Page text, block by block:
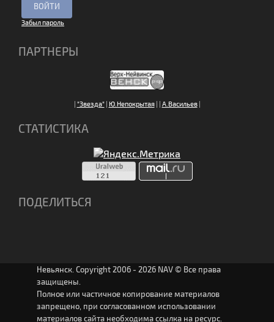
Забыл пароль
ПАРТНЕРЫ
| "Звезда"| Ю.Непокрытая| | А.Васильев|
СТАТИСТИКА
ПОДЕЛИТЬСЯ
Невьянск. Copyright 2006 - 2026 NAV © Все права
защищены.
Полное или частичное копирование материалов
запрещено, при согласованном использовании
материалов сайта необходима ссылка на ресурс.